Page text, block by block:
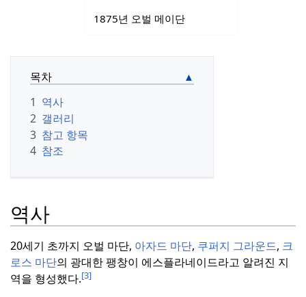
1875년 오벌 메이단
목차
1 역사
2 갤러리
3 참고 항목
4 참조
역사
20세기 초까지 오벌 마단, 아자드 마단, 쿠퍼지 그라운드, 크
로스 마단의 광대한 팽창이 에스플라네이드라고 알려진 지
역을 형성했다.[3]